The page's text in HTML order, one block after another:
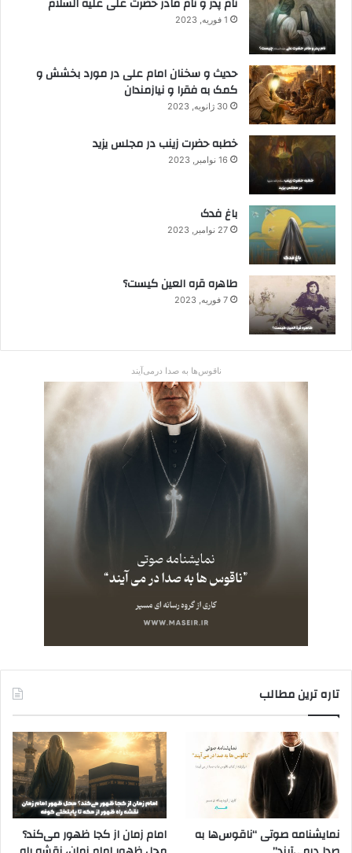
1 فوریه, 2023
حدیث و سخنان امام علی در مورد بخشش و
کمک به فقرا و نیازمندان
30 ژانویه, 2023
خطبه حضرت زینب در مجلس یزید
16 نوامبر, 2023
باغ فدک
27 نوامبر, 2023
طاهره قره العین کیست؟
7 فوریه, 2023
ناقوس‌ها به صدا در‌می‌آیند
تاره ترین مطالب
نمایشنامه صوتی “ناقوس‌ها به
امام زمان از کجا ظهور می‌کند؟